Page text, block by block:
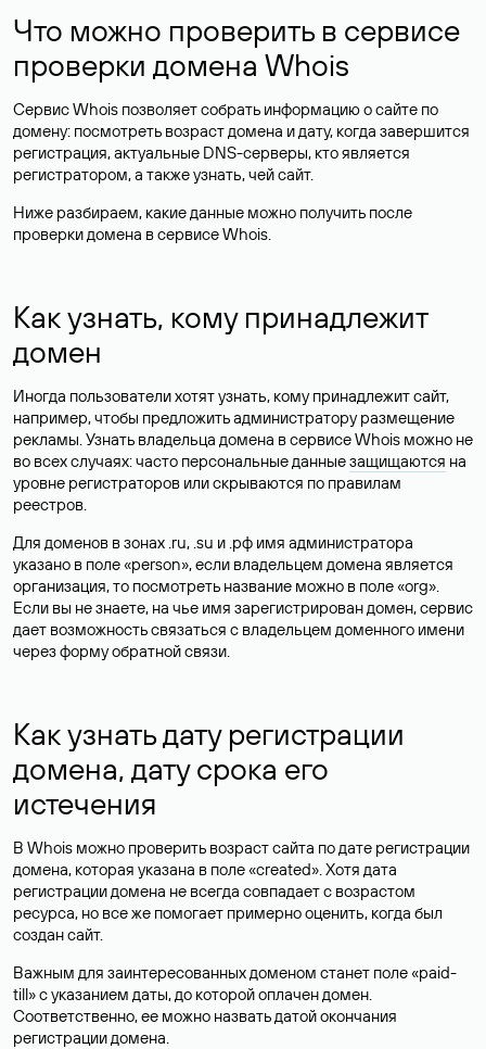
Что можно проверить в сервисе
проверки домена Whois
Сервис Whois позволяет собрать информацию о сайте по
домену: посмотреть возраст домена и дату, когда завершится
регистрация, актуальные DNS-серверы, кто является
регистратором, а также узнать, чей сайт.
Ниже разбираем, какие данные можно получить после
проверки домена в сервисе Whois.
Как узнать, кому принадлежит
домен
Иногда пользователи хотят узнать, кому принадлежит сайт,
например, чтобы предложить администратору размещение
рекламы. Узнать владельца домена в сервисе Whois можно не
во всех случаях: часто персональные данныезащищаются на
уровне регистраторов или скрываются по правилам
реестров.
Для доменов в зонах .ru, .su и .рф имя администратора
указано в поле «person», если владельцем домена является
организация, то посмотреть название можно в поле «org».
Если вы не знаете, на чье имя зарегистрирован домен, сервис
дает возможность связаться с владельцем доменного имени
через форму обратной связи.
Как узнать дату регистрации
домена, дату срока его
истечения
В Whois можно проверить возраст сайта по дате регистрации
домена, которая указана в поле «created». Хотя дата
регистрации домена не всегда совпадает с возрастом
ресурса, но все же помогает примерно оценить, когда был
создан сайт.
Важным для заинтересованных доменом станет поле «paid-
till» с указанием даты, до которой оплачен домен.
Соответственно, ее можно назвать датой окончания
регистрации домена.